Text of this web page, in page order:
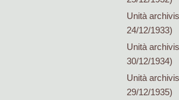
Unità
24/12/1933)
Unità
30/12/1934)
Unità
29/12/1935)